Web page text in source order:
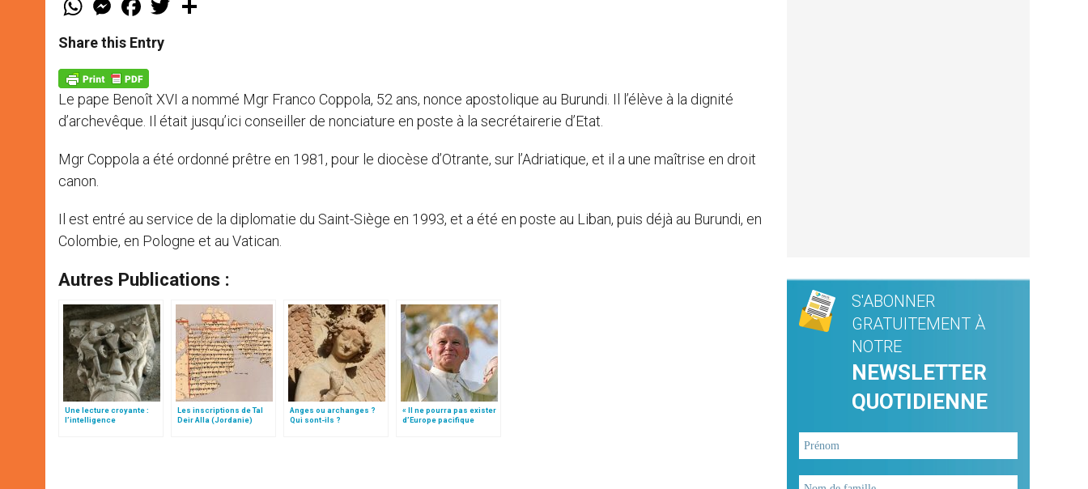
t
s
p
p
e
s
e
g
e
r
a
e
b
k
w
Share this Entry
Le pape Benoît XVI a nommé Mgr Franco Coppola, 52 ans, nonce apostolique au Burundi. Il l’élève à la dignité
d’archevêque. Il était jusqu’ici conseiller de nonciature en poste à la secrétairerie d’Etat.
Mgr Coppola a été ordonné prêtre en 1981, pour le diocèse d’Otrante, sur l’Adriatique, et il a une maîtrise en droit
canon.
Il est entré au service de la diplomatie du Saint-Siège en 1993, et a été en poste au Liban, puis déjà au Burundi, en
Colombie, en Pologne et au Vatican.
Autres Publications :
Une lecture croyante :
l’intelligence
Les inscriptions de Tal
Deir Alla (Jordanie)
Anges ou archanges ?
Qui sont-ils ?
« Il ne pourra pas exister
d’Europe pacifique
S'ABONNER
GRATUITEMENT À
NOTRE
NEWSLETTER
QUOTIDIENNE